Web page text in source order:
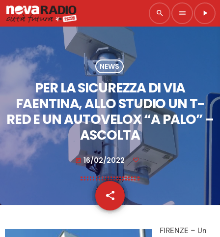
search menu play_arrow
NEWS
PER LA SICUREZZA DI VIA
FAENTINA, ALLO STUDIO UN T-
RED E UN AUTOVELOX “A PALO” –
ASCOLTA
today 16/02/2022
share
email
FIRENZE – Un